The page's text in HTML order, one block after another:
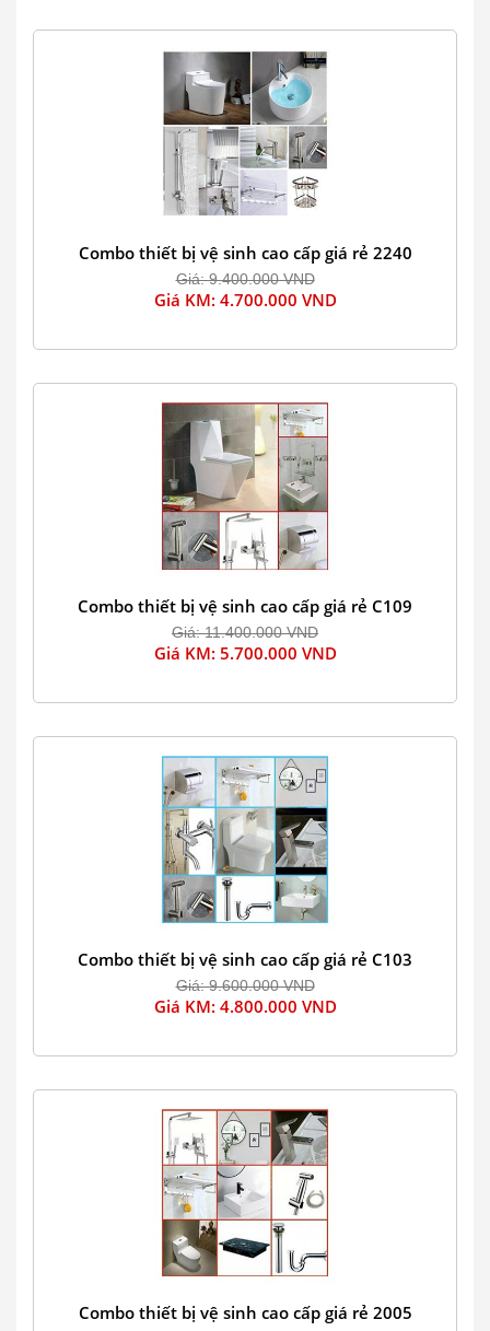
Combo thiết bị vệ sinh cao cấp giá rẻ 2240
Giá: 9.400.000 VND
Giá KM: 4.700.000 VND
Combo thiết bị vệ sinh cao cấp giá rẻ C109
Giá: 11.400.000 VND
Giá KM: 5.700.000 VND
Combo thiết bị vệ sinh cao cấp giá rẻ C103
Giá: 9.600.000 VND
Giá KM: 4.800.000 VND
Combo thiết bị vệ sinh cao cấp giá rẻ 2005